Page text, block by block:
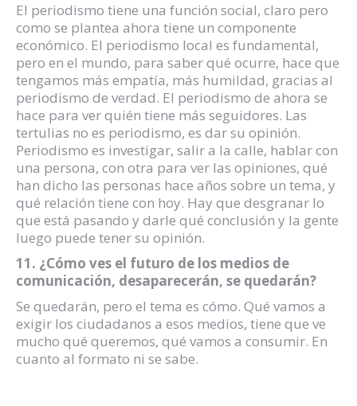
El periodismo tiene una función social, claro pero
como se plantea ahora tiene un componente
económico. El periodismo local es fundamental,
pero en el mundo, para saber qué ocurre, hace que
tengamos más empatía, más humildad, gracias al
periodismo de verdad. El periodismo de ahora se
hace para ver quién tiene más seguidores. Las
tertulias no es periodismo, es dar su opinión.
Periodismo es investigar, salir a la calle, hablar con
una persona, con otra para ver las opiniones, qué
han dicho las personas hace años sobre un tema, y
qué relación tiene con hoy. Hay que desgranar lo
que está pasando y darle qué conclusión y la gente
luego puede tener su opinión.
11. ¿Cómo ves el futuro de los medios de
comunicación, desaparecerán, se quedarán?
Se quedarán, pero el tema es cómo. Qué vamos a
exigir los ciudadanos a esos medios, tiene que ve
mucho qué queremos, qué vamos a consumir. En
cuanto al formato ni se sabe.